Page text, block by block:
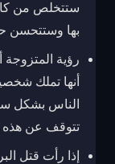
ستتخلص من
بها وستتحسن
رؤية
أنها تملك
الناس بشكل
تتوقف عن هذه
إذا رأت قتل